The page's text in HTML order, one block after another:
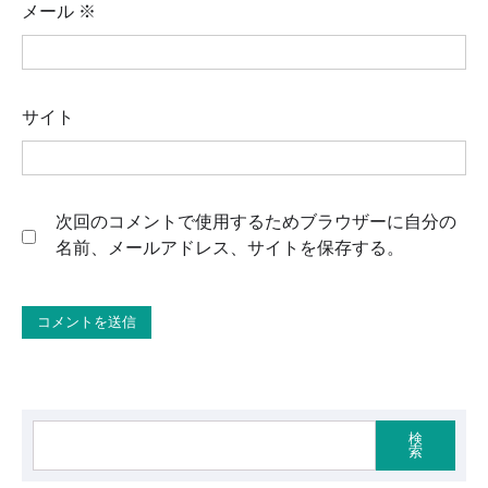
メール ※
サイト
次回のコメントで使用するためブラウザーに自分の
名前、メールアドレス、サイトを保存する。
検
索